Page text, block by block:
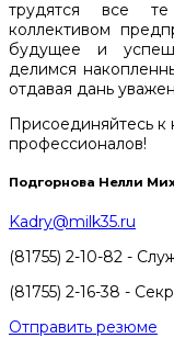
трудятся все
коллективом
будущее и
делимся
отдавая дань
Присоединяйтесь к
профессионалов!
Подгорнова Нелли
Kadry@milk35.ru
(81755) 2-10-82 -
(81755) 2-16-38 -
Отправить резюме